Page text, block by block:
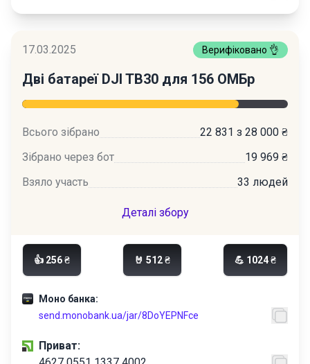
17.03.2025 Верифіковано 👌
Дві батареї DJI TB30 для 156 ОМБр
Всього зібрано
22 831 з 28 000 ₴
Зібрано через бот
19 969 ₴
Взяло участь
33 людей
Деталі збору
Моно банка:
send.monobank.ua/jar/8DoYEPNFce
👍 256 ₴ 🤘 512 ₴ 💪 1024 ₴
Приват: